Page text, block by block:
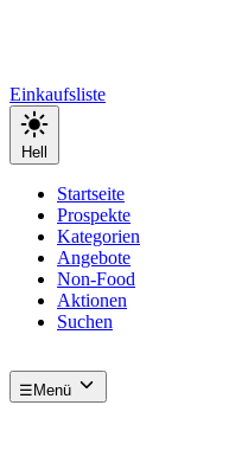
Einkaufsliste
Hell
Startseite
Prospekte
Kategorien
Angebote
Non-Food
Aktionen
Suchen
☰ Menü